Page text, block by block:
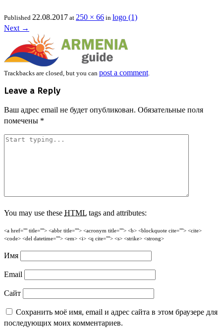
Published 22.08.2017 at 250 × 66 in logo (1)
Next →
Trackbacks are closed, but you can post a comment.
Leave a Reply
Ваш адрес email не будет опубликован. Обязательные поля
помечены *
You may use these HTML tags and attributes:
<a href="" title=""> <abbr title=""> <acronym title=""> <b> <blockquote cite=""> <cite>
<code> <del datetime=""> <em> <i> <q cite=""> <s> <strike> <strong>
Имя
Email
Сайт
Сохранить моё имя, email и адрес сайта в этом браузере для
последующих моих комментариев.